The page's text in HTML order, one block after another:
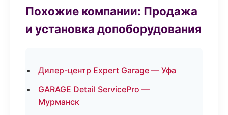
Похожие компании: Продажа
и установка допоборудования
Дилер-центр Expert Garage — Уфа
GARAGE Detail ServicePro —
Мурманск